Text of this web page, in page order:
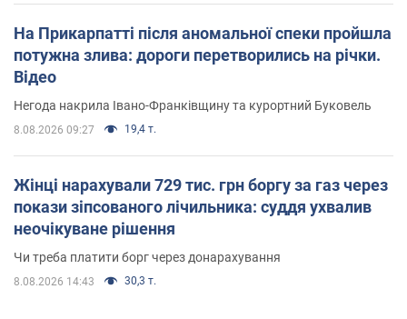
На Прикарпатті після аномальної спеки пройшла
потужна злива: дороги перетворились на річки.
Відео
Негода накрила Івано-Франківщину та курортний Буковель
8.08.2026 09:27 19,4 т.
Жінці нарахували 729 тис. грн боргу за газ через
покази зіпсованого лічильника: суддя ухвалив
неочікуване рішення
Чи треба платити борг через донарахування
8.08.2026 14:43 30,3 т.